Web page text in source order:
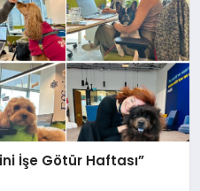
İşe Götür Haftası”